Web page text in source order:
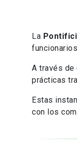
La
A través de
prácticas
Estas
con los